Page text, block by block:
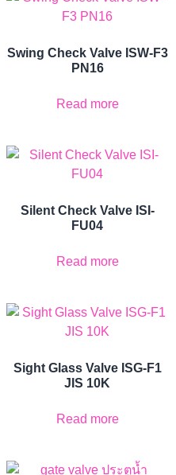
Swing Check Valve ISW-F3
PN16
Read more
Silent Check Valve ISI-
FU04
Read more
Sight Glass Valve ISG-F1
JIS 10K
Read more